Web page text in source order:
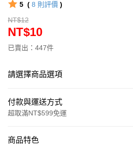
5 ( 8 則評價 )
NT$12
NT$10
已賣出：447件
請選擇商品選項
付款與運送方式
超取滿NT$599免運
信用卡一次付款
商品特色